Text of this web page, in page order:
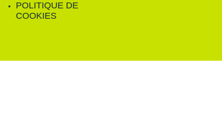
POLITIQUE DE
COOKIES